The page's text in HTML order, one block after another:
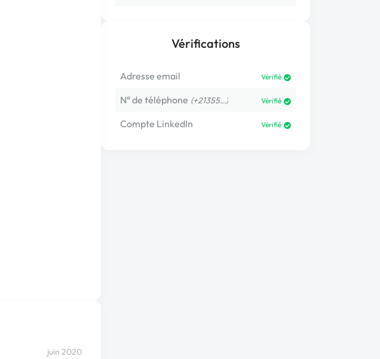
Vérifications
Adresse email Vérifié
N° de téléphone (+21355…) Vérifié
Compte LinkedIn Vérifié
juin 2020